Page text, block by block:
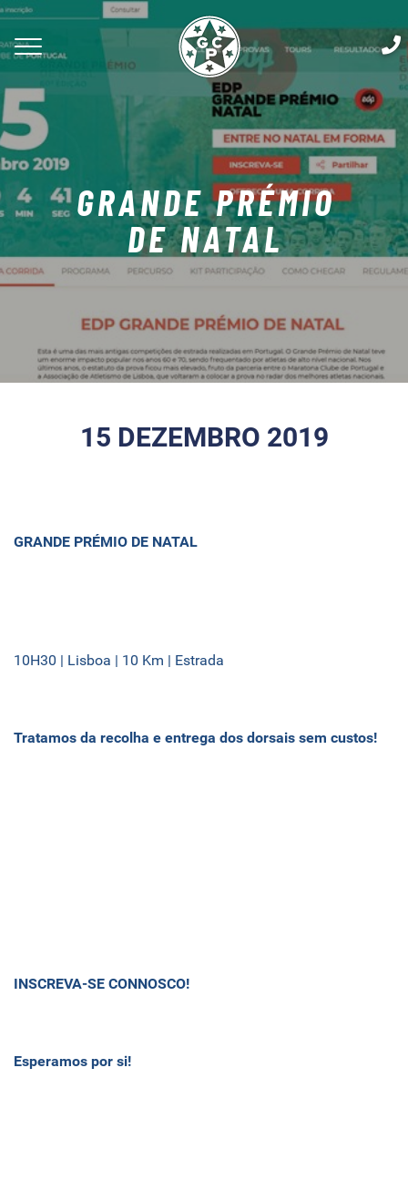
GRANDE PRÉMIO
DE NATAL
15 DEZEMBRO 2019
GRANDE PRÉMIO DE NATAL
10H30 | Lisboa | 10 Km | Estrada
Tratamos da recolha e entrega dos dorsais sem custos!
INSCREVA-SE CONNOSCO!
Esperamos por si!